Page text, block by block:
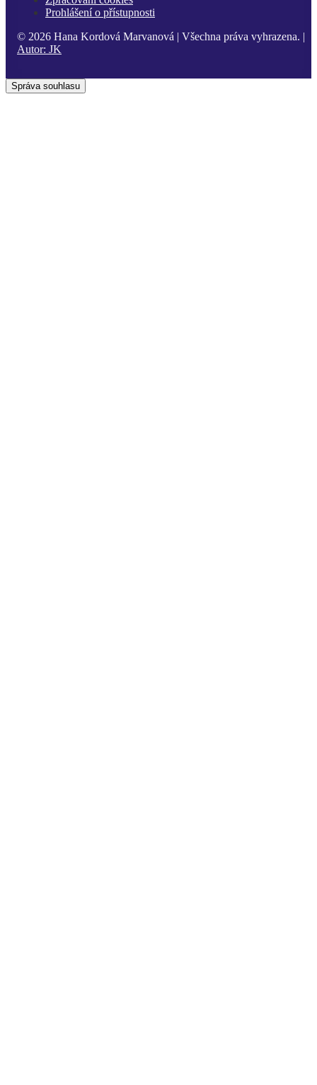
Prohlášení o přístupnosti
© 2026 Hana Kordová Marvanová | Všechna práva vyhrazena. |
Autor: JK
Správa souhlasu